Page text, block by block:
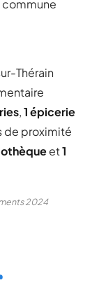
commune
Thérain
,1 épicerie
de proximité
et1
2024